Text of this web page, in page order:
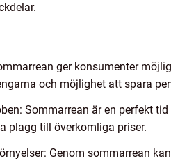
ger konsumenter
och möjlighet att spara
Sommarrean är en perfekt
plagg till överkomliga priser.
Genom sommarrean